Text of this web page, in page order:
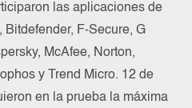
las aplicaciones de
Bitdefender, F-Secure, G
McAfee, Norton,
y Trend Micro. 12 de
en la prueba la máxima